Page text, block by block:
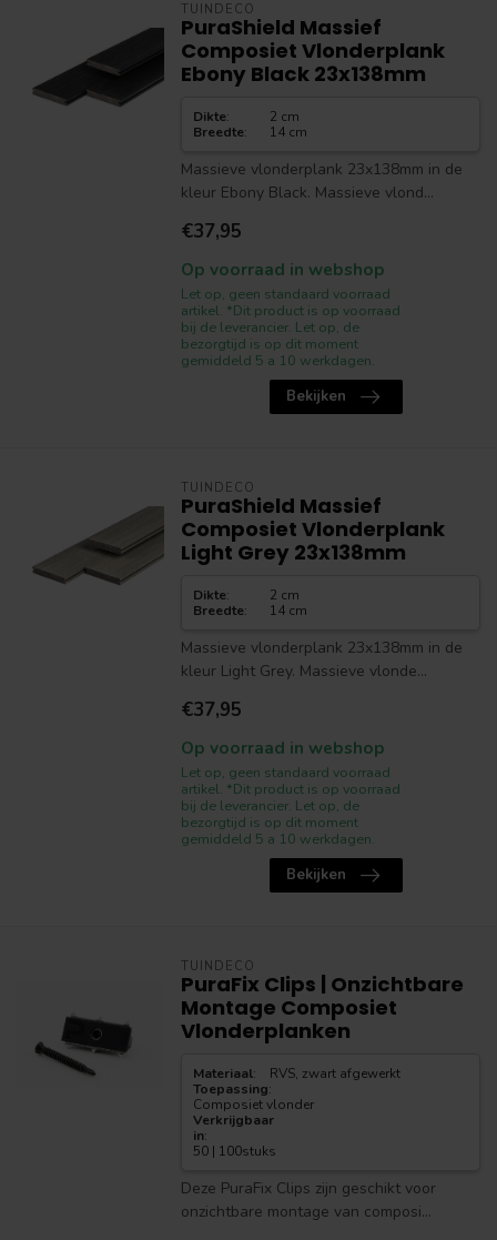
TUINDECO
PuraShield Massief
Composiet Vlonderplank
Ebony Black 23x138mm
Dikte:
2 cm
Breedte: 14 cm
Massieve vlonderplank 23x138mm in de
kleur Ebony Black. Massieve vlond...
€37,95
Op voorraad in webshop
Let op, geen standaard voorraad
artikel. *Dit product is op voorraad
bij de leverancier. Let op, de
bezorgtijd is op dit moment
gemiddeld 5 a 10 werkdagen.
Bekijken
TUINDECO
PuraShield Massief
Composiet Vlonderplank
Light Grey 23x138mm
Dikte:
2 cm
Breedte: 14 cm
Massieve vlonderplank 23x138mm in de
kleur Light Grey. Massieve vlonde...
€37,95
Op voorraad in webshop
Let op, geen standaard voorraad
artikel. *Dit product is op voorraad
bij de leverancier. Let op, de
bezorgtijd is op dit moment
gemiddeld 5 a 10 werkdagen.
Bekijken
TUINDECO
PuraFix Clips | Onzichtbare
Montage Composiet
Vlonderplanken
Materiaal:
RVS, zwart afgewerkt
Toepassing:
Composiet vlonder
Verkrijgbaar
in:
50 | 100stuks
Deze PuraFix Clips zijn geschikt voor
onzichtbare montage van composi...